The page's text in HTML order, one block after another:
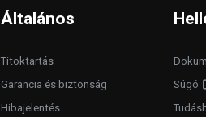
Általános
Titoktartás
Garancia és biztonság
Hibajelentés
Súgó